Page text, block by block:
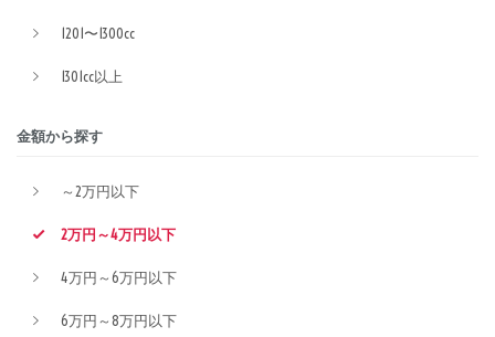
1201〜1300cc
1301cc以上
金額から探す
～2万円以下
2万円～4万円以下
4万円～6万円以下
6万円～8万円以下